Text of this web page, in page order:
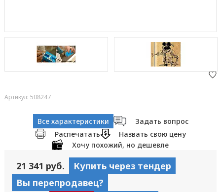
Артикул: 508247
Все характеристики
Задать вопрос
Распечатать
Назвать свою цену
Хочу похожий, но дешевле
21 341 руб.
Купить через тендер
Вы перепродавец?